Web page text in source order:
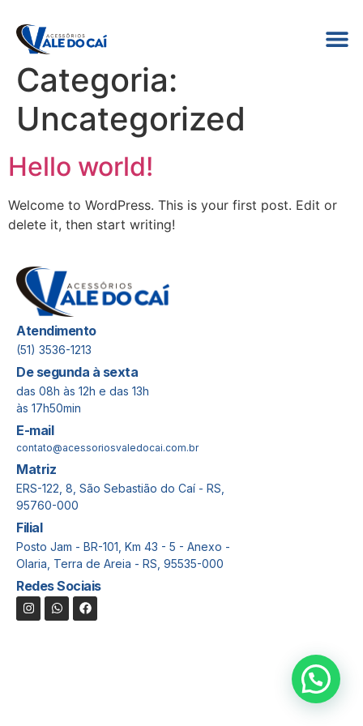
Categoria:
Uncategorized
Hello world!
Welcome to WordPress. This is your first post. Edit or
delete it, then start writing!
Atendimento
(51) 3536-1213
De segunda à sexta
das 08h às 12h e das 13h
às 17h50min
E-mail
contato@acessoriosvaledocai.com.br
Matriz
ERS-122, 8, São Sebastião do Caí - RS,
95760-000
Filial
Posto Jam - BR-101, Km 43 - 5 - Anexo -
Olaria, Terra de Areia - RS, 95535-000
Redes Sociais